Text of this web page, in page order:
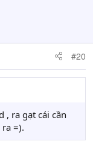
#20
, ra gạt cái cần
=).